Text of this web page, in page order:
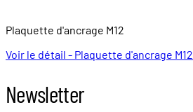
Plaquette d'ancrage M12
Voir le détail - Plaquette d'ancrage M12
Newsletter